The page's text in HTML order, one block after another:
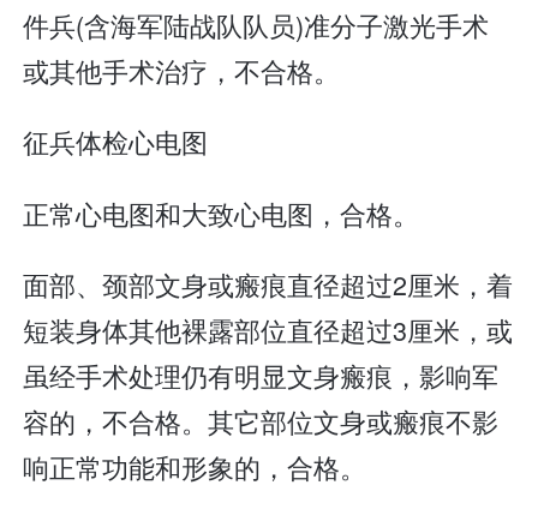
件兵(含海军陆战队队员)准分子激光手术
或其他手术治疗，不合格。
征兵体检心电图
正常心电图和大致心电图，合格。
面部、颈部文身或瘢痕直径超过2厘米，着
短装身体其他裸露部位直径超过3厘米，或
虽经手术处理仍有明显文身瘢痕，影响军
容的，不合格。其它部位文身或瘢痕不影
响正常功能和形象的，合格。